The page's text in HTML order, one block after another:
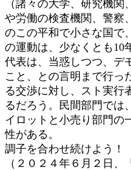
（諸々の大学、研究機
や労働の検査機関、警察
のこの平和で小さな国で
の運動は、少なくとも10
代表は、当惑しつつ、デ
こと、との言明まで行
る交渉に対し、スト実行
るだろう。民間部門では
イロットと小売り部門の
性がある。
調子を合わせ続けよう！
（２０２４年６月２日